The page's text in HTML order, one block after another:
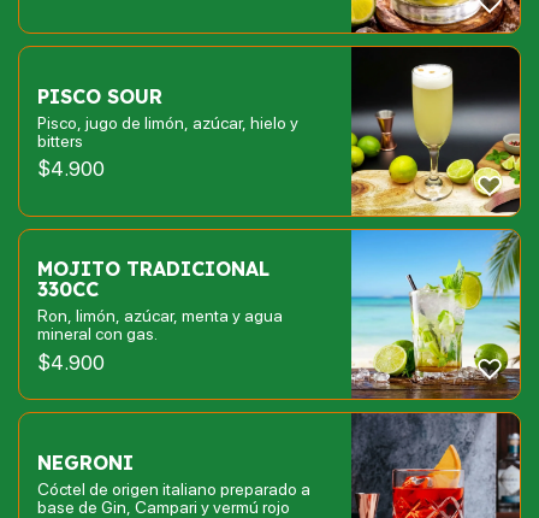
PISCO SOUR
Pisco, jugo de limón, azúcar, hielo y
bitters
$4.900
MOJITO TRADICIONAL
330CC
Ron, limón, azúcar, menta y agua
mineral con gas.
$4.900
NEGRONI
Cóctel de origen italiano preparado a
base de Gin, Campari y vermú rojo